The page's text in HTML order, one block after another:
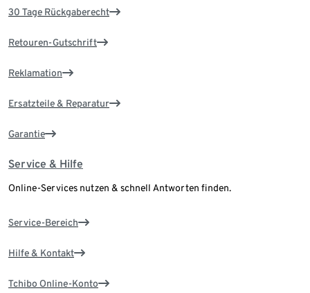
30 Tage Rückgaberecht
Retouren-Gutschrift
Reklamation
Ersatzteile & Reparatur
Garantie
Service & Hilfe
Online-Services nutzen & schnell Antworten finden.
Service-Bereich
Hilfe & Kontakt
Tchibo Online-Konto